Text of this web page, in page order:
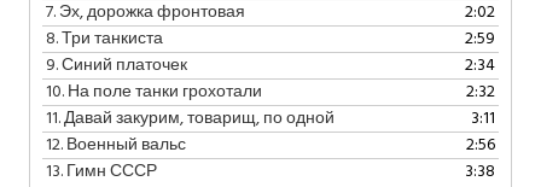
7.Эх, дорожка фронтовая
2:02
8.Три танкиста
2:59
9.Синий платочек
2:34
10.На поле танки грохотали
2:32
11.Давай закурим, товарищ, по одной
3:11
12.Военный вальс
2:56
13.Гимн СССР 3:38